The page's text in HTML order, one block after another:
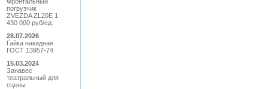
погрузчик
ZVEZDA ZL20E 1
430 000 руб/ед.
28.07.2026
Гайка накидная
ГОСТ 13957-74
15.03.2024
Занавес
театральный для
сцены